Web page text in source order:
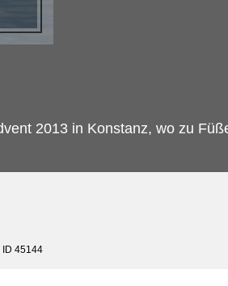
2013 in Konstanz, wo zu
ID 45144